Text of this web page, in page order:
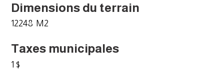
Dimensions du terrain
12248 M2
Taxes municipales
1 $